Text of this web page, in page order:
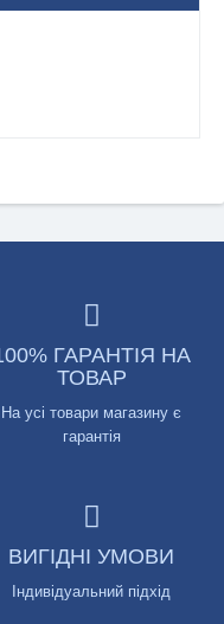
ГАРАНТІЯ НА
ТОВАР
На усі товари магазину є
гарантія
ВИГІДНІ УМОВИ
Індивідуальний підхід